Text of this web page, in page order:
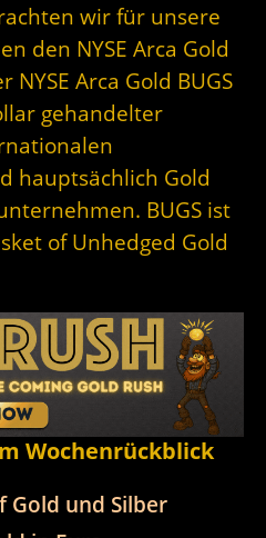
wir für unsere
den NYSE Arca Gold
NYSE Arca Gold BUGS
gehandelter
hauptsächlich Gold
BUGS ist
of Unhedged Gold
Wochenrückblick
Gold und Silber